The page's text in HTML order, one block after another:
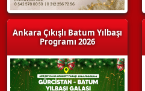
Ankara Çıkışlı Batum Yılbaşı
Programı 2026